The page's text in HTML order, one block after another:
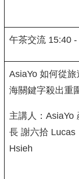
午茶交流 15:40
AsiaYo 如何從旅
海關鍵字殺出重
主講人：AsiaYo
長 謝六拾 Lucas
Hsieh